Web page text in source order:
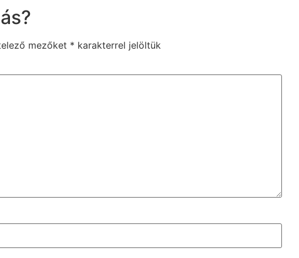
mezőket * karakterrel jelöltük